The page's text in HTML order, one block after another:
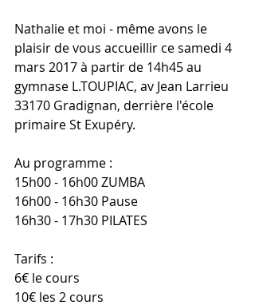
Nathalie et moi - même avons le
plaisir de vous accueillir ce samedi 4
mars 2017 à partir de 14h45 au
gymnase L.TOUPIAC, av Jean Larrieu
33170 Gradignan, derrière l'école
primaire St Exupéry.
Au programme :
15h00 - 16h00 ZUMBA
16h00 - 16h30 Pause
16h30 - 17h30 PILATES
Tarifs :
6€ le cours
10€ les 2 cours